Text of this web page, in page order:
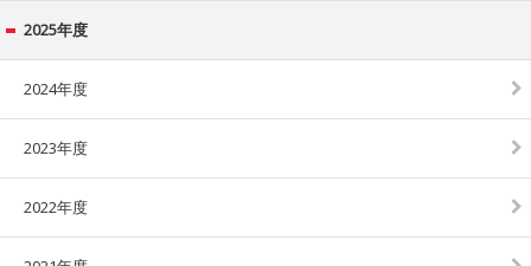
2025年度
2024年度
2023年度
2022年度